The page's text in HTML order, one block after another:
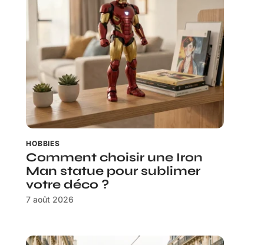
HOBBIES
Comment choisir une Iron
Man statue pour sublimer
votre déco ?
7 août 2026